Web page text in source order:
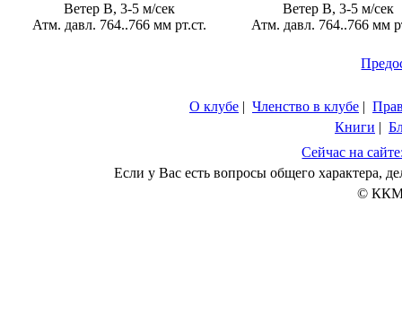
Ветер В, 3-5 м/сек
Атм. давл. 764..766 мм рт.ст.
Ветер В, 3-5 м/сек
Атм. давл. 764..766 мм
О клубе | Членство в клубе |
Книги |
Сейчас на
Если у Вас есть вопросы общего характера,
© ККМ